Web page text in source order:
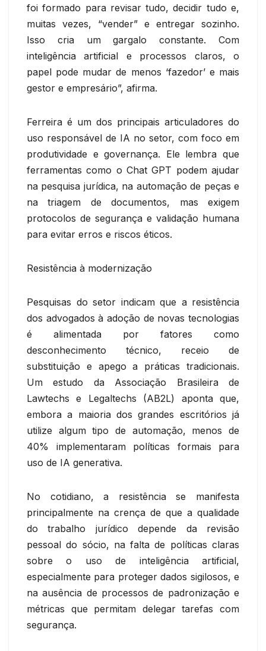
foi formado para revisar tudo, decidir tudo e,
muitas vezes, “vender” e entregar sozinho.
Isso cria um gargalo constante. Com
inteligência artificial e processos claros, o
papel pode mudar de menos ‘fazedor’ e mais
gestor e empresário”, afirma.
Ferreira é um dos principais articuladores do
uso responsável de IA no setor, com foco em
produtividade e governança. Ele lembra que
ferramentas como o Chat GPT podem ajudar
na pesquisa jurídica, na automação de peças e
na triagem de documentos, mas exigem
protocolos de segurança e validação humana
para evitar erros e riscos éticos.
Resistência à modernização
Pesquisas do setor indicam que a resistência
dos advogados à adoção de novas tecnologias
é alimentada por fatores como
desconhecimento técnico, receio de
substituição e apego a práticas tradicionais.
Um estudo da Associação Brasileira de
Lawtechs e Legaltechs (AB2L) aponta que,
embora a maioria dos grandes escritórios já
utilize algum tipo de automação, menos de
40% implementaram políticas formais para
uso de IA generativa.
No cotidiano, a resistência se manifesta
principalmente na crença de que a qualidade
do trabalho jurídico depende da revisão
pessoal do sócio, na falta de políticas claras
sobre o uso de inteligência artificial,
especialmente para proteger dados sigilosos, e
na ausência de processos de padronização e
métricas que permitam delegar tarefas com
segurança.